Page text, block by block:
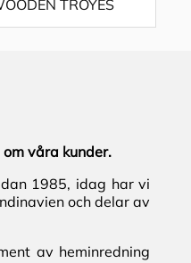
TROYES
våra kunder.
1985, idag har vi
och delar av
av heminredning